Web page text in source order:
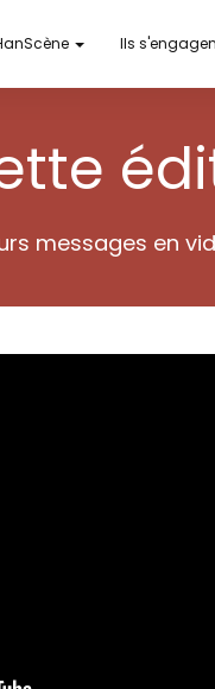
Ils
messages en